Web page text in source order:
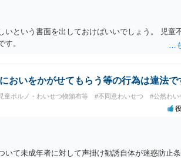
いという書面を出しておけばいいでしょう。 児童
。
おいをかがせてもらう等の行為は違法で
童ポルノ・わいせつ物頒布等 #不同意わいせつ #公然わい
いて未成年者に対して声掛け勧誘自体が迷惑防止